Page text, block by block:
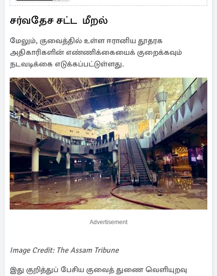
சர்வதேச சட்ட மீறல்
மேலும், குவைத்தில் உள்ள ஈரானிய தூதரக
அதிகாரிகளின் எண்ணிக்கையைக் குறைக்கவும்
நடவடிக்கை எடுக்கப்பட்டுள்ளது.
Advertisement
Image Credit: The Assam Tribune
இது குறித்துப் பேசிய குவைத் துணை வெளியுறவு